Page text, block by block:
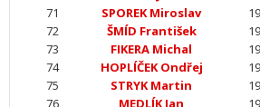
71
SPOREK Miroslav
72
ŠMÍD František
73
FIKERA Michal
74
HOPLÍČEK Ondřej
75
STRYK Martin
76
MEDLÍK Jan